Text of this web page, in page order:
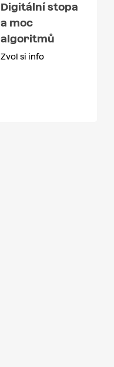
Digitální stopa
a moc
algoritmů
Zvol si info